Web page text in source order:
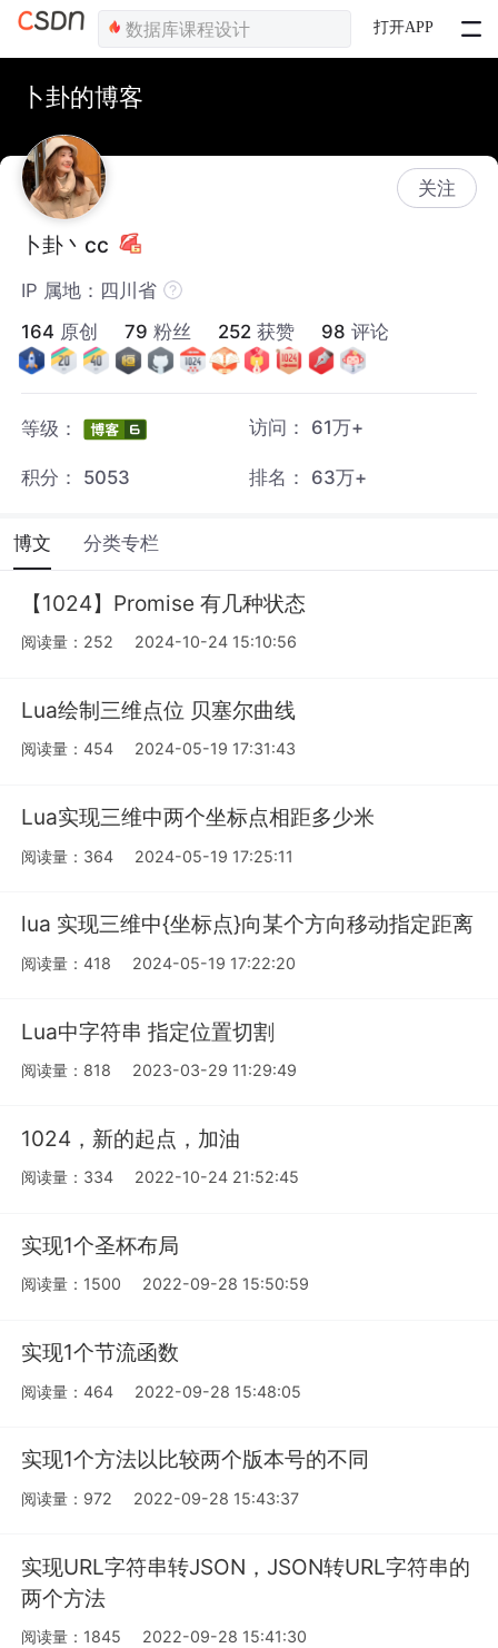
打开APP
卜卦的博客
关注
卜卦丶cc
IP 属地：四川省
164 原创 79 粉丝 252 获赞 98 评论
等级： 访问： 61万+
积分： 5053 排名： 63万+
博文 分类专栏
【1024】Promise 有几种状态
阅读量：252 2024-10-24 15:10:56
Lua绘制三维点位 贝塞尔曲线
阅读量：454 2024-05-19 17:31:43
Lua实现三维中两个坐标点相距多少米
阅读量：364 2024-05-19 17:25:11
lua 实现三维中{坐标点}向某个方向移动指定距离
阅读量：418 2024-05-19 17:22:20
Lua中字符串 指定位置切割
阅读量：818 2023-03-29 11:29:49
1024，新的起点，加油
阅读量：334 2022-10-24 21:52:45
实现1个圣杯布局
阅读量：1500 2022-09-28 15:50:59
实现1个节流函数
阅读量：464 2022-09-28 15:48:05
实现1个方法以比较两个版本号的不同
阅读量：972 2022-09-28 15:43:37
实现URL字符串转JSON，JSON转URL字符串的
两个⽅法
阅读量：1845 2022-09-28 15:41:30